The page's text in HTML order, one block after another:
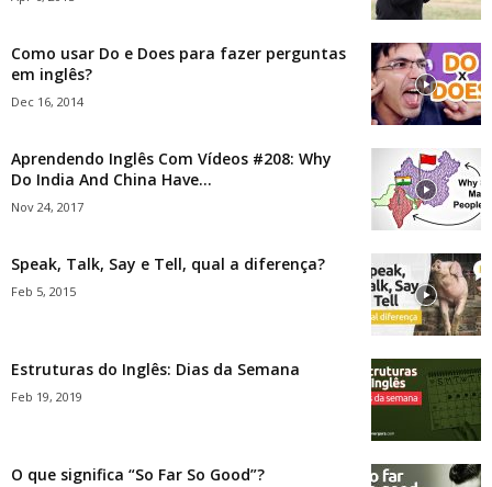
Como usar Do e Does para fazer perguntas
em inglês?
Dec 16, 2014
Aprendendo Inglês Com Vídeos #208: Why
Do India And China Have...
Nov 24, 2017
Speak, Talk, Say e Tell, qual a diferença?
Feb 5, 2015
Estruturas do Inglês: Dias da Semana
Feb 19, 2019
O que significa “So Far So Good”?